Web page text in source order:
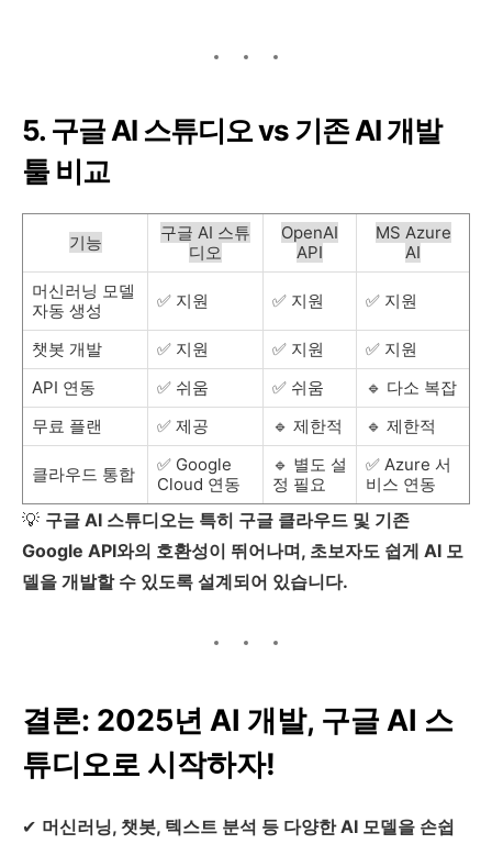
5. 구글 AI 스튜디오 vs 기존 AI 개발
툴 비교
기능
구글 AI 스튜
디오
OpenAI
API
MS Azure
AI
머신러닝 모델
자동 생성
✅ 지원 ✅ 지원 ✅ 지원
챗봇 개발 ✅ 지원 ✅ 지원
✅ 지원
API 연동
✅ 쉬움 ✅ 쉬움
🔹 다소 복잡
무료 플랜
✅ 제공 🔹 제한적 🔹 제한적
클라우드 통합
✅ Google
Cloud 연동
🔹 별도 설
정 필요
✅ Azure 서
비스 연동
💡 구글 AI 스튜디오는 특히 구글 클라우드 및 기존
Google API와의 호환성이 뛰어나며, 초보자도 쉽게 AI 모
델을 개발할 수 있도록 설계되어 있습니다.
결론: 2025년 AI 개발, 구글 AI 스
튜디오로 시작하자!
✔ 머신러닝, 챗봇, 텍스트 분석 등 다양한 AI 모델을 손쉽